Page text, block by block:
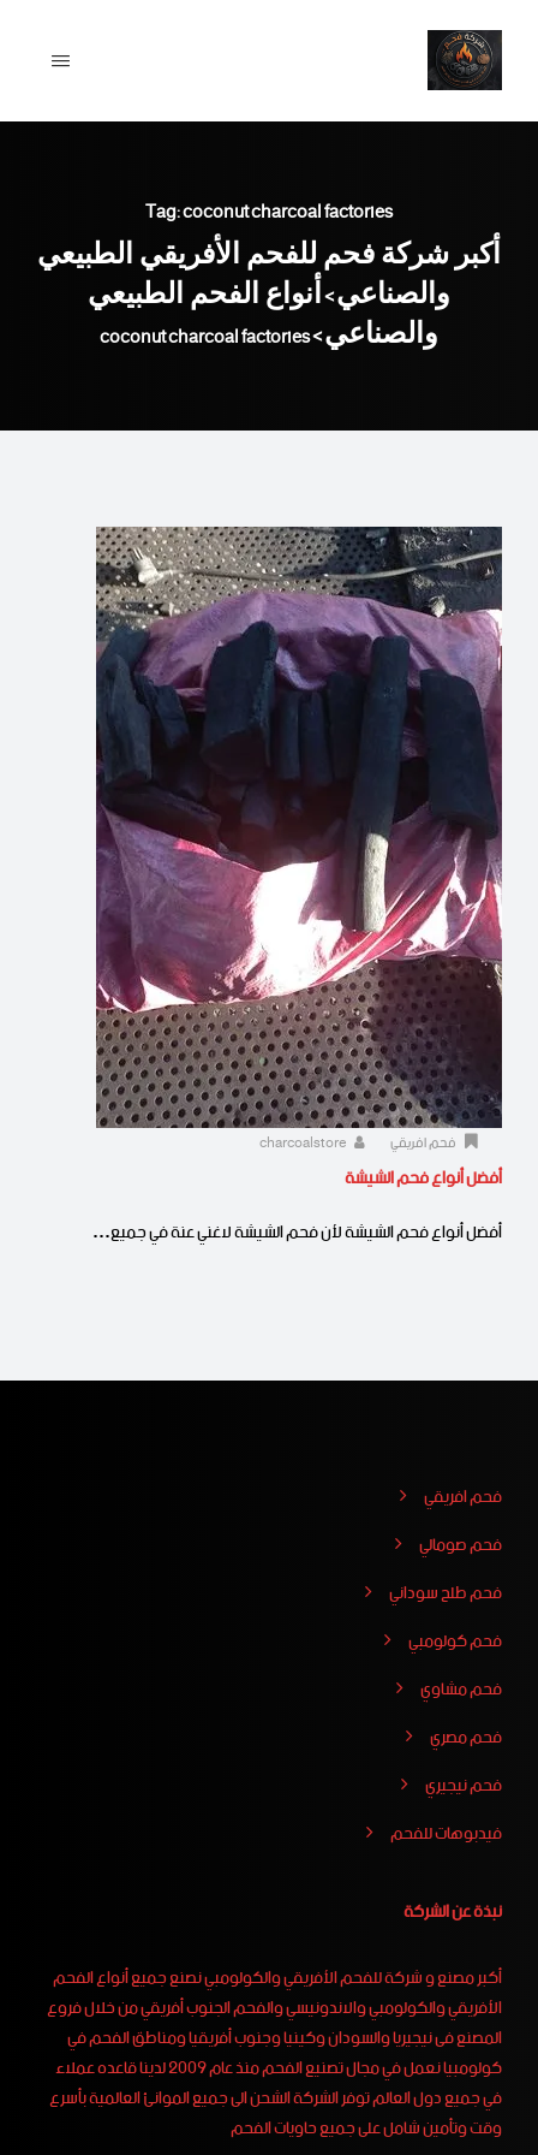
content
Tag: coconut charcoal factories
أكبر شركة فحم للفحم الأفريقي الطبيعي
والصناعي>أنواع الفحم الطبيعي
والصناعي>
coconut charcoal factories
فحم افريقي
أفضل أنواع فحم الشيشة
أفضل أنواع فحم الشيشة لأن فحم الشيشة لاغني عنة في جميع…
فحم افريقي
فحم صومالي
فحم طلح سوداني
فحم كولومبي
فحم مشاوي
فحم مصري
فحم نيجيري
فيدبوهات للفحم
نبذة عن الشركة
أكبر مصنع و شركة للفحم الأفريقي والكولومبي نصنع جميع أنواع الفحم
الأفريقي والكولومبي والاندونيسي والفحم الجنوب أفريقي من خلال فروع
المصنع فى نيجيريا والسودان وكينيا وجنوب أفريقيا ومناطق الفحم في
كولومبيا نعمل في مجال تصنيع الفحم منذ عام 2009 لدينا قاعده عملاء
في جميع دول العالم توفر الشركة الشحن الى جميع الموانئ العالمية بأسرع
وقت وتأمين شامل على جميع حاويات الفحم